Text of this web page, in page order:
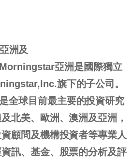
洲及
亞洲是國際獨立
旗下的子公司。
全球目前最主要的投資研究
北美、歐洲、澳洲及亞洲，
顧問及機構投資者等專業人
訊、基金、股票的分析及評